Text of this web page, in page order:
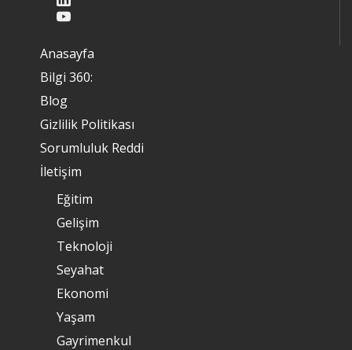
Anasayfa
Bilgi 360:
Blog
Gizlilik Politikası
Sorumluluk Reddi
İletişim
Eğitim
Gelişim
Teknoloji
Seyahat
Ekonomi
Yaşam
Gayrimenkul